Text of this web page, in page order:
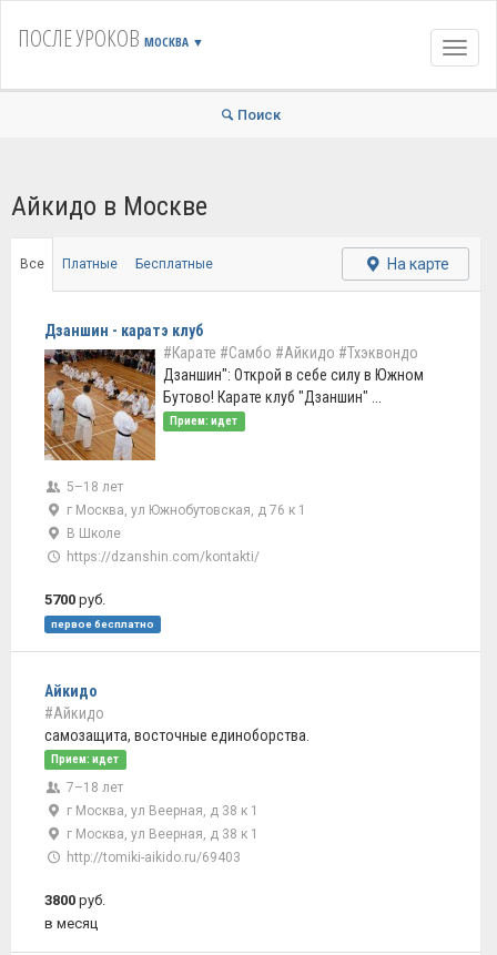
ПОСЛЕ УРОКОВ МОСКВА ▼
Поиск
Айкидо в Москве
Все Платные Бесплатные На карте
Дзаншин - каратэ клуб
#Карате #Самбо #Айкидо #Тхэквондо
Дзаншин": Открой в себе силу в Южном
Бутово! Карате клуб "Дзаншин" ...
Прием: идет
5–18 лет
г Москва, ул Южнобутовская, д 76 к 1
В Школе
https://dzanshin.com/kontakti/
5700 руб.
первое бесплатно
Айкидо
#Айкидо
самозащита, восточные единоборства.
Прием: идет
7–18 лет
г Москва, ул Веерная, д 38 к 1
г Москва, ул Веерная, д 38 к 1
http://tomiki-aikido.ru/69403
3800 руб.
в месяц